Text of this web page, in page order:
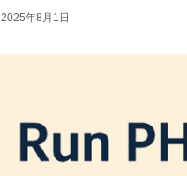
2025年8月1日